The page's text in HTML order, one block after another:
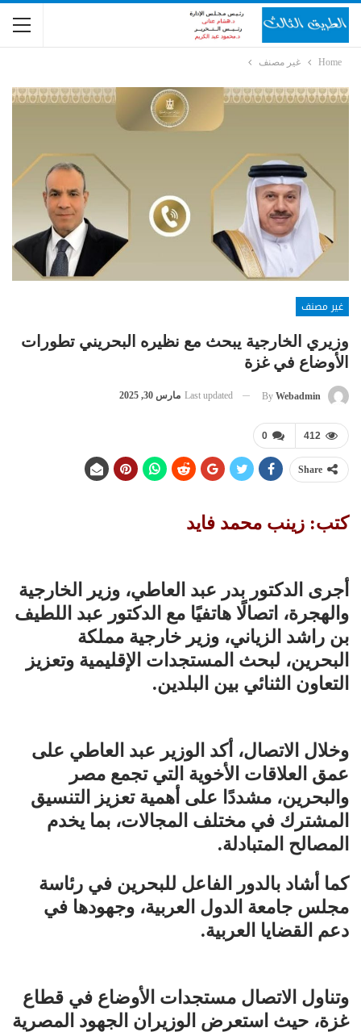
Home غير مصنف
غير مصنف
وزيري الخارجية يبحث مع نظيره البحريني تطورات
الأوضاع في غزة
By Webadmin
Last updated مارس 30, 2025
0 412
Share
كتب: زينب محمد فايد
أجرى الدكتور بدر عبد العاطي، وزير الخارجية
والهجرة، اتصالًا هاتفيًا مع الدكتور عبد اللطيف
بن راشد الزياني، وزير خارجية مملكة
البحرين، لبحث المستجدات الإقليمية وتعزيز
التعاون الثنائي بين البلدين.
وخلال الاتصال، أكد الوزير عبد العاطي على
عمق العلاقات الأخوية التي تجمع مصر
والبحرين، مشددًا على أهمية تعزيز التنسيق
المشترك في مختلف المجالات، بما يخدم
المصالح المتبادلة.
كما أشاد بالدور الفاعل للبحرين في رئاسة
مجلس جامعة الدول العربية، وجهودها في
دعم القضايا العربية.
وتناول الاتصال مستجدات الأوضاع في قطاع
غزة، حيث استعرض الوزيران الجهود المصرية